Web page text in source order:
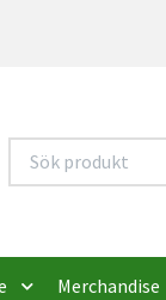
Merchandise